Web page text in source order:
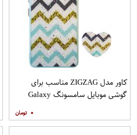
کاور مدل ZIGZAG مناسب برای
گوشی موبایل سامسونگ Galaxy
۰